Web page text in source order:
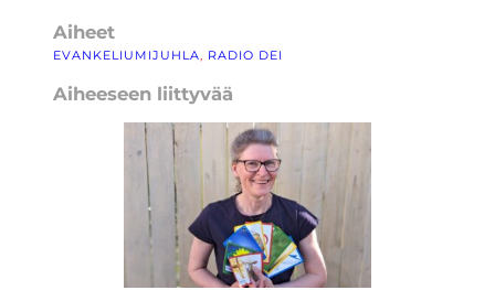
Aiheet
EVANKELIUMIJUHLA, RADIO DEI
Aiheeseen liittyvää